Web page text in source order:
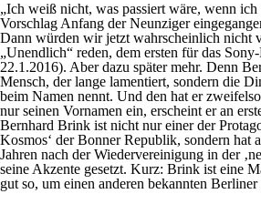
„Ich weiß nicht, was passiert wäre, wenn
Vorschlag Anfang der Neunziger
Dann würden wir jetzt wahrscheinlich nicht
„Unendlich“ reden, dem ersten für das
22.1.2016). Aber dazu später mehr. Denn
Mensch, der lange lamentiert, sondern die
beim Namen nennt. Und den hat er
nur seinen Vornamen ein, erscheint er an
Bernhard Brink ist nicht nur einer der
Kosmos‘ der Bonner Republik, sondern hat
Jahren nach der Wiedervereinigung in der
seine Akzente gesetzt. Kurz: Brink ist eine
gut so, um einen anderen bekannten